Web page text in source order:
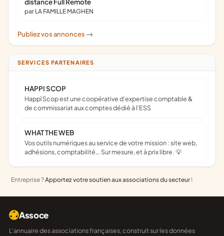
distance Full Remote
par LA FAMILLE MAGHEN
Publiez vos annonces ->
SERVICES PARTENAIRES
HAPPI SCOP
Happï Scop est une coopérative d’expertise comptable &
de commissariat aux comptes dédié à l'ESS
WHAT THE WEB
Vos outils numériques au service de votre mission : site web,
adhésions, comptabilité… Sur mesure, et à prix libre. 💡
Entreprise ?Apportez votre soutien aux associations du secteur !
Assoce
L'annuaire des associations françaises, construit sur les données